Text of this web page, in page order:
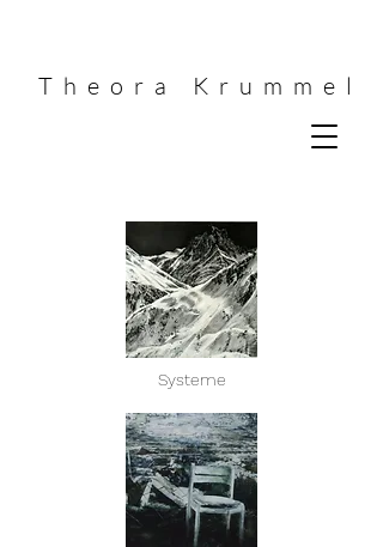
Theora Krummel
Systeme